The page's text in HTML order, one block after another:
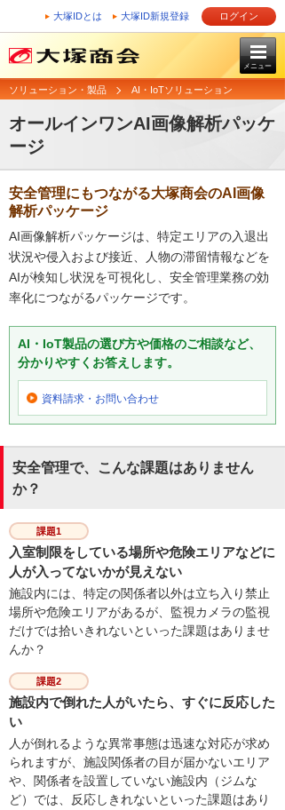
大塚IDとは 大塚ID新規登録 ログイン
メニュー
ソリューション・製品 AI・IoTソリューション
オールインワンAI画像解析パッケ
ージ
安全管理にもつながる大塚商会のAI画像
解析パッケージ
AI画像解析パッケージは、特定エリアの入退出
状況や侵入および接近、人物の滞留情報などを
AIが検知し状況を可視化し、安全管理業務の効
率化につながるパッケージです。
AI・IoT製品の選び方や価格のご相談など、
分かりやすくお答えします。
資料請求・お問い合わせ
安全管理で、こんな課題はありません
か？
課題1
入室制限をしている場所や危険エリアなどに
人が入ってないかが見えない
施設内には、特定の関係者以外は立ち入り禁止
場所や危険エリアがあるが、監視カメラの監視
だけでは拾いきれないといった課題はありませ
んか？
課題2
施設内で倒れた人がいたら、すぐに反応した
い
人が倒れるような異常事態は迅速な対応が求め
られますが、施設関係者の目が届かないエリア
や、関係者を設置していない施設内（ジムな
ど）では、反応しきれないといった課題はあり